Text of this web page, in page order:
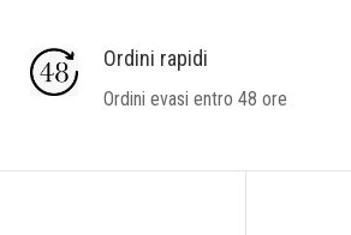
Ordini rapidi
Ordini evasi entro 48 ore